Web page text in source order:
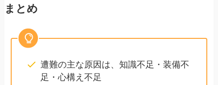
まとめ
遭難の主な原因は、知識不足・装備不
足・心構え不足